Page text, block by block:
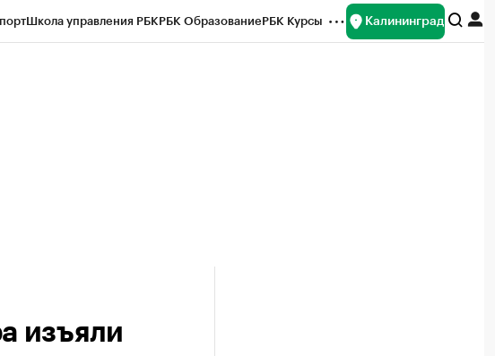
Школа управления РБКРБК ОбразованиеРБК Курсы Калининград
изъяли